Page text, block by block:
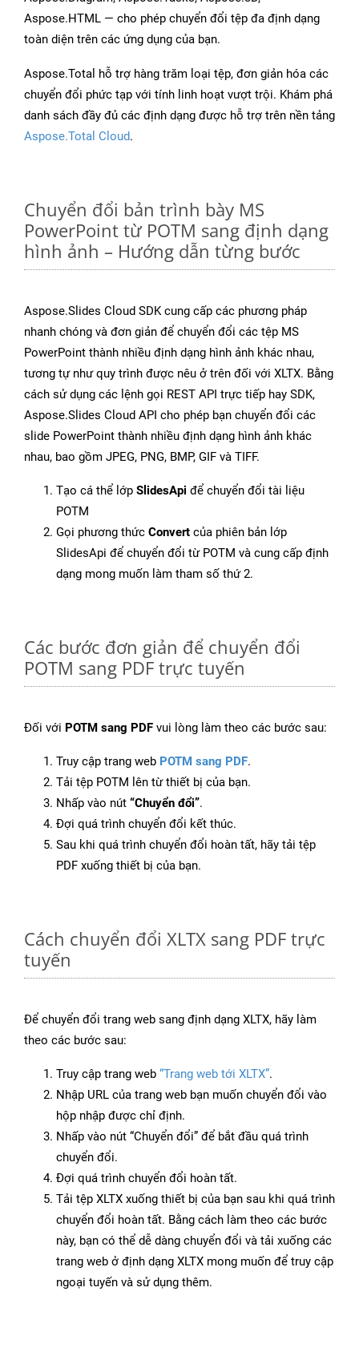
Aspose.HTML — cho phép chuyển đổi tệp đa định dạng
toàn diện trên các ứng dụng của bạn.
Aspose.Total hỗ trợ hàng trăm loại tệp, đơn giản hóa các
chuyển đổi phức tạp với tính linh hoạt vượt trội. Khám phá
danh sách đầy đủ các định dạng được hỗ trợ trên nền tảng
Aspose.Total Cloud.
Chuyển đổi bản trình bày MS
PowerPoint từ POTM sang định dạng
hình ảnh – Hướng dẫn từng bước
Aspose.Slides Cloud SDK cung cấp các phương pháp
nhanh chóng và đơn giản để chuyển đổi các tệp MS
PowerPoint thành nhiều định dạng hình ảnh khác nhau,
tương tự như quy trình được nêu ở trên đối với XLTX. Bằng
cách sử dụng các lệnh gọi REST API trực tiếp hay SDK,
Aspose.Slides Cloud API cho phép bạn chuyển đổi các
slide PowerPoint thành nhiều định dạng hình ảnh khác
nhau, bao gồm JPEG, PNG, BMP, GIF và TIFF.
Tạo cá thể lớp SlidesApi để chuyển đổi tài liệu
POTM
Gọi phương thức Convert của phiên bản lớp
SlidesApi để chuyển đổi từ POTM và cung cấp định
dạng mong muốn làm tham số thứ 2.
Các bước đơn giản để chuyển đổi
POTM sang PDF trực tuyến
Đối với POTM sang PDF vui lòng làm theo các bước sau:
Truy cập trang web POTM sang PDF.
Tải tệp POTM lên từ thiết bị của bạn.
Nhấp vào nút “Chuyển đổi”.
Đợi quá trình chuyển đổi kết thúc.
Sau khi quá trình chuyển đổi hoàn tất, hãy tải tệp
PDF xuống thiết bị của bạn.
Cách chuyển đổi XLTX sang PDF trực
tuyến
Để chuyển đổi trang web sang định dạng XLTX, hãy làm
theo các bước sau:
Truy cập trang web “Trang web tới XLTX”.
Nhập URL của trang web bạn muốn chuyển đổi vào
hộp nhập được chỉ định.
Nhấp vào nút “Chuyển đổi” để bắt đầu quá trình
chuyển đổi.
Đợi quá trình chuyển đổi hoàn tất.
Tải tệp XLTX xuống thiết bị của bạn sau khi quá trình
chuyển đổi hoàn tất. Bằng cách làm theo các bước
này, bạn có thể dễ dàng chuyển đổi và tải xuống các
trang web ở định dạng XLTX mong muốn để truy cập
ngoại tuyến và sử dụng thêm.